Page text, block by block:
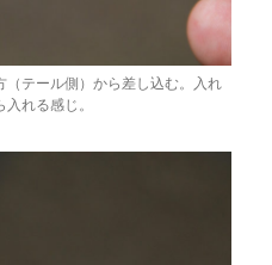
テール側）から差し込む。入れ
れる感じ。